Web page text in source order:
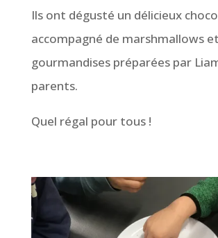
Ils ont dégusté un délicieux
accompagné de marshmallows
gourmandises préparées par
parents.
Quel régal pour tous !